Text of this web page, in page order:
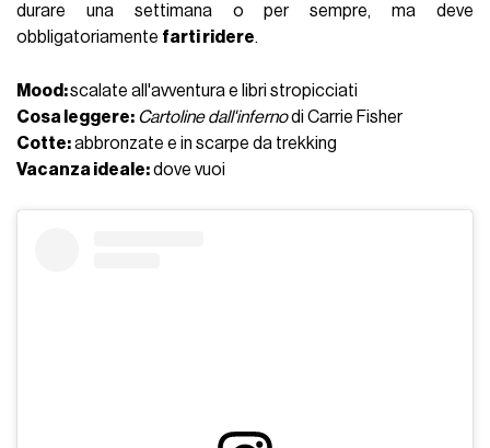
durare una settimana o per sempre, ma deve
obbligatoriamente farti ridere.
Mood:scalate all'avventura e libri stropicciati
Cosa leggere: Cartoline dall'infernodi Carrie Fisher
Cotte:abbronzate e in scarpe da trekking
Vacanza ideale:dove vuoi